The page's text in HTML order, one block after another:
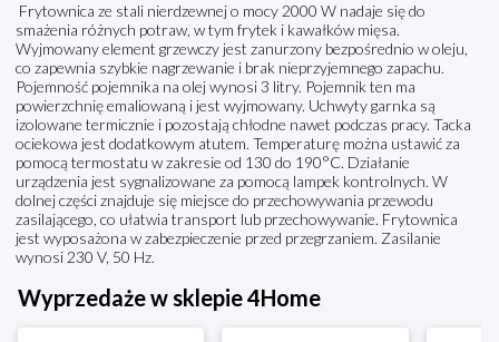
Frytownica ze stali nierdzewnej o mocy 2000 W nadaje się do
smażenia różnych potraw, w tym frytek i kawałków mięsa.
Wyjmowany element grzewczy jest zanurzony bezpośrednio w oleju,
co zapewnia szybkie nagrzewanie i brak nieprzyjemnego zapachu.
Pojemność pojemnika na olej wynosi 3 litry. Pojemnik ten ma
powierzchnię emaliowaną i jest wyjmowany. Uchwyty garnka są
izolowane termicznie i pozostają chłodne nawet podczas pracy. Tacka
ociekowa jest dodatkowym atutem. Temperaturę można ustawić za
pomocą termostatu w zakresie od 130 do 190°C. Działanie
urządzenia jest sygnalizowane za pomocą lampek kontrolnych. W
dolnej części znajduje się miejsce do przechowywania przewodu
zasilającego, co ułatwia transport lub przechowywanie. Frytownica
jest wyposażona w zabezpieczenie przed przegrzaniem. Zasilanie
wynosi 230 V, 50 Hz.
Wyprzedaże w sklepie 4Home